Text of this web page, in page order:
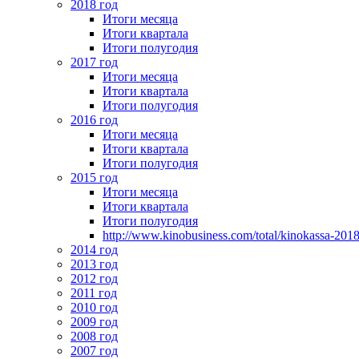
2018 год
Итоги месяца
Итоги квартала
Итоги полугодия
2017 год
Итоги месяца
Итоги квартала
Итоги полугодия
2016 год
Итоги месяца
Итоги квартала
Итоги полугодия
2015 год
Итоги месяца
Итоги квартала
Итоги полугодия
http://www.kinobusiness.com/total/kinokassa-
2014 год
2013 год
2012 год
2011 год
2010 год
2009 год
2008 год
2007 год